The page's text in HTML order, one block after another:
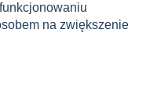
na zwiększenie